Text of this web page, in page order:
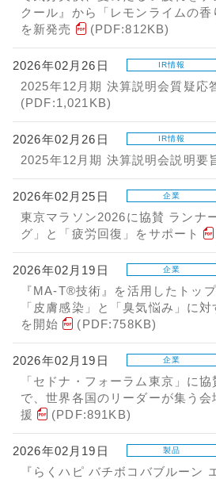
クール』から「レモンライムの香
を新発売
(PDF:812KB)
2026年02月26日 IR情報
2025年12月期 決算説明会質疑応
(PDF:1,021KB)
2026年02月26日 IR情報
2025年12月期 決算説明会説明要
2026年02月25日 企業
東京マラソン2026に協賛 ランナ
グ」と「疲労回復」をサポート
2026年02月19日 企業
『MA-T®技術』を活用したトッ
「皮膚感染」と「臭気悩み」に
を開始
(PDF:758KB)
2026年02月19日 企業
「セドナ・フォーラム東京」に
で、世界各国のリーダーが集う
援
(PDF:891KB)
2026年02月19日 製品
『らくハピ バチボコバブルーン